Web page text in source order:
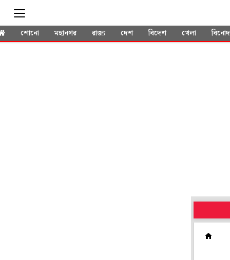
শোনো মহানগর রাজ্য দেশ বিদেশ খেলা